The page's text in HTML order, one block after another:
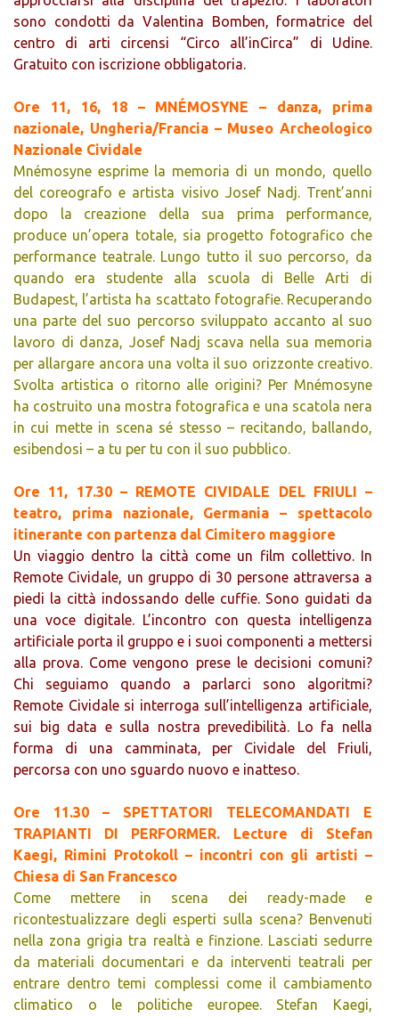
sono condotti da Valentina Bomben, formatrice del
centro di arti circensi “Circo all’inCirca” di Udine.
Gratuito con iscrizione obbligatoria.
Ore 11, 16, 18 – MNÉMOSYNE – danza, prima
nazionale, Ungheria/Francia – Museo Archeologico
Nazionale Cividale
Mnémosyne esprime la memoria di un mondo, quello
del coreografo e artista visivo Josef Nadj. Trent’anni
dopo la creazione della sua prima performance,
produce un’opera totale, sia progetto fotografico che
performance teatrale. Lungo tutto il suo percorso, da
quando era studente alla scuola di Belle Arti di
Budapest, l’artista ha scattato fotografie. Recuperando
una parte del suo percorso sviluppato accanto al suo
lavoro di danza, Josef Nadj scava nella sua memoria
per allargare ancora una volta il suo orizzonte creativo.
Svolta artistica o ritorno alle origini? Per Mnémosyne
ha costruito una mostra fotografica e una scatola nera
in cui mette in scena sé stesso – recitando, ballando,
esibendosi – a tu per tu con il suo pubblico.
Ore 11, 17.30 – REMOTE CIVIDALE DEL FRIULI –
teatro, prima nazionale, Germania – spettacolo
itinerante con partenza dal Cimitero maggiore
Un viaggio dentro la città come un film collettivo. In
Remote Cividale, un gruppo di 30 persone attraversa a
piedi la città indossando delle cuffie. Sono guidati da
una voce digitale. L’incontro con questa intelligenza
artificiale porta il gruppo e i suoi componenti a mettersi
alla prova. Come vengono prese le decisioni comuni?
Chi seguiamo quando a parlarci sono algoritmi?
Remote Cividale si interroga sull’intelligenza artificiale,
sui big data e sulla nostra prevedibilità. Lo fa nella
forma di una camminata, per Cividale del Friuli,
percorsa con uno sguardo nuovo e inatteso.
Ore 11.30 – SPETTATORI TELECOMANDATI E
TRAPIANTI DI PERFORMER. Lecture di Stefan
Kaegi, Rimini Protokoll – incontri con gli artisti –
Chiesa di San Francesco
Come mettere in scena dei ready-made e
ricontestualizzare degli esperti sulla scena? Benvenuti
nella zona grigia tra realtà e finzione. Lasciati sedurre
da materiali documentari e da interventi teatrali per
entrare dentro temi complessi come il cambiamento
climatico o le politiche europee. Stefan Kaegi,